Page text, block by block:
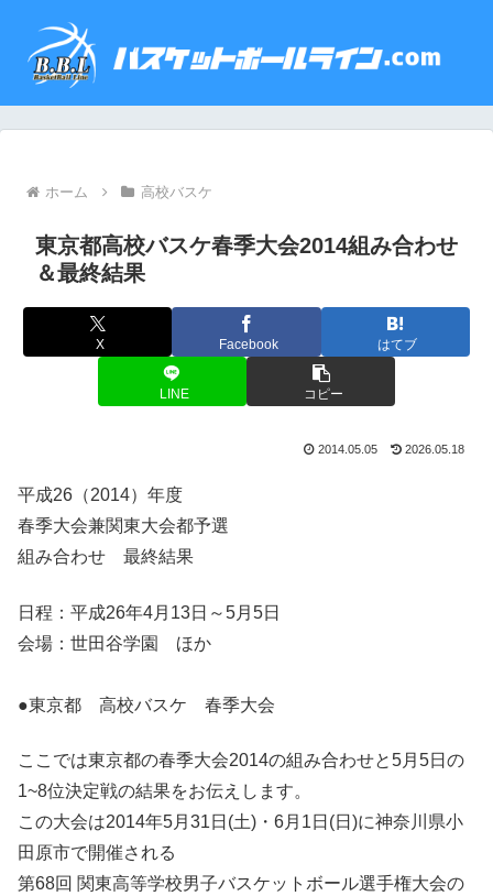
ホーム 高校バスケ
東京都高校バスケ春季大会2014組み合わせ
＆最終結果
X Facebook はてブ
LINE コピー
2014.05.05 2026.05.18
平成26（2014）年度
春季大会兼関東大会都予選
組み合わせ 最終結果
日程：平成26年4月13日～5月5日
会場：世田谷学園 ほか
●東京都 高校バスケ 春季大会
ここでは東京都の春季大会2014の組み合わせと5月5日の
1~8位決定戦の結果をお伝えします。
この大会は2014年5月31日(土)・6月1日(日)に神奈川県小
田原市で開催される
第68回 関東高等学校男子バスケットボール選手権大会の